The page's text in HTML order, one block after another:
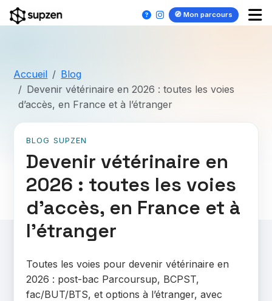
🧭 Mon parcours
Accueil
Blog
Devenir vétérinaire en 2026 : toutes les voies
d’accès, en France et à l’étranger
BLOG SUPZEN
Devenir vétérinaire en
2026 : toutes les voies
d’accès, en France et à
l’étranger
Toutes les voies pour devenir vétérinaire en
2026 : post-bac Parcoursup, BCPST,
fac/BUT/BTS, et options à l’étranger, avec